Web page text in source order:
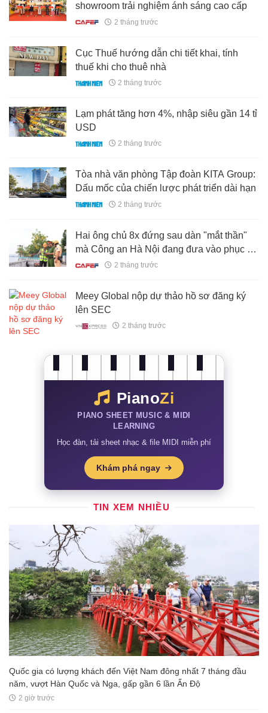
showroom trải nghiệm ánh sáng cao cấp
2 tháng trước
Cục Thuế hướng dẫn chi tiết khai, tính
thuế khi cho thuê nhà
2 tháng trước
Lạm phát tăng hơn 4%, nhập siêu gần 14 tỉ
USD
2 tháng trước
Tòa nhà văn phòng Tập đoàn KITA Group:
Dấu mốc của chiến lược phát triển dài hạn
2 tháng trước
Hai ông chủ 8x đứng sau dàn "mắt thần"
mà Công an Hà Nội đang đưa vào phục vụ
tuần tra
2 tháng trước
Meey Global nộp dự thảo hồ sơ đăng ký
lên SEC
2 tháng trước
PianoZi
PIANO SHEET MUSIC & MIDI
LEARNING
Học đàn, tải sheet nhạc & file MIDI miễn phí
Khám phá ngay
TIN XEM NHIỀU
Quốc gia có lượng khách đến Việt Nam đông nhất 7 tháng đầu
năm, vượt Hàn Quốc và Nga, gấp gần 6 lần Ấn Độ
2 giờ trước